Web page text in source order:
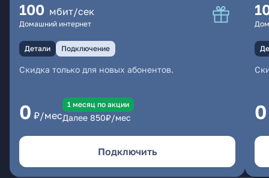
100 мбит/сек
Домашний интернет
Детали Подключение
Скидка только для новых абонентов.
0 ₽/мес
1 месяц по акции
Далее 850₽/мес
Подключить
0